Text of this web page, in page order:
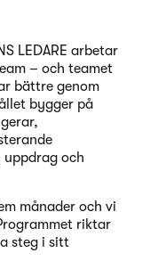
LEDARE arbetar
– och teamet
bättre genom
bygger på
och
månader och vi
riktar
steg i sitt